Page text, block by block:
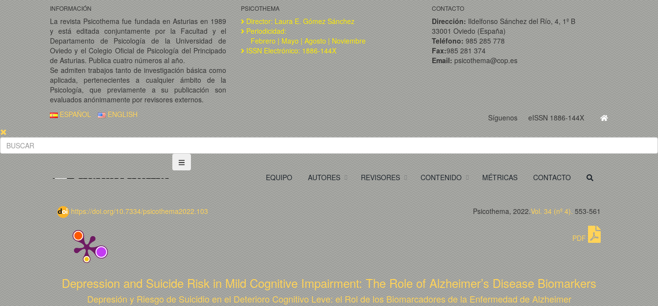
INFORMACIÓN
La revista Psicothema fue fundada en Asturias en 1989
y está editada conjuntamente por la Facultad y el
Departamento de Psicología de la Universidad de
Oviedo y el Colegio Oficial de Psicología del Principado
de Asturias. Publica cuatro números al año.
Se admiten trabajos tanto de investigación básica como
aplicada, pertenecientes a cualquier ámbito de la
Psicología, que previamente a su publicación son
evaluados anónimamente por revisores externos.
PSICOTHEMA
Director: Laura E. Gómez Sánchez
Periodicidad:
Febrero | Mayo | Agosto | Noviembre
ISSN Electrónico: 1886-144X
CONTACTO
Dirección: Ildelfonso Sánchez del Río, 4, 1º B
33001 Oviedo (España)
Teléfono: 985 285 778
Fax:985 281 374
Email: psicothema@cop.es
Síguenos eISSN 1886-144X
ESPAÑOL ENGLISH
EQUIPO AUTORES REVISORES CONTENIDO MÉTRICAS CONTACTO
https://doi.org/10.7334/psicothema2022.103 Psicothema, 2022.Vol. 34 (nº 4). 553-561
PDF
Depression and Suicide Risk in Mild Cognitive Impairment: The Role of Alzheimer’s Disease Biomarkers
Depresión y Riesgo de Suicidio en el Deterioro Cognitivo Leve: el Rol de los Biomarcadores de la Enfermedad de Alzheimer